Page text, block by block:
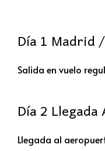
Día 1 Madrid
Salida en vuelo
Día 2 Llegada
Llegada al